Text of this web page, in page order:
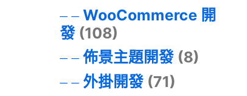
WooCommerce 開
發(108)
佈景主題開發(8)
外掛開發(71)